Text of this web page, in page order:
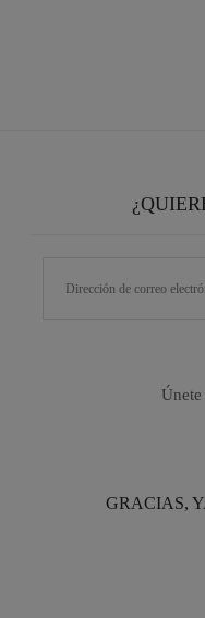
Únete
GRACIAS,